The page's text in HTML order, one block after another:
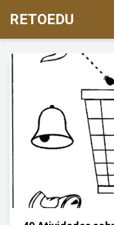
RETOEDU